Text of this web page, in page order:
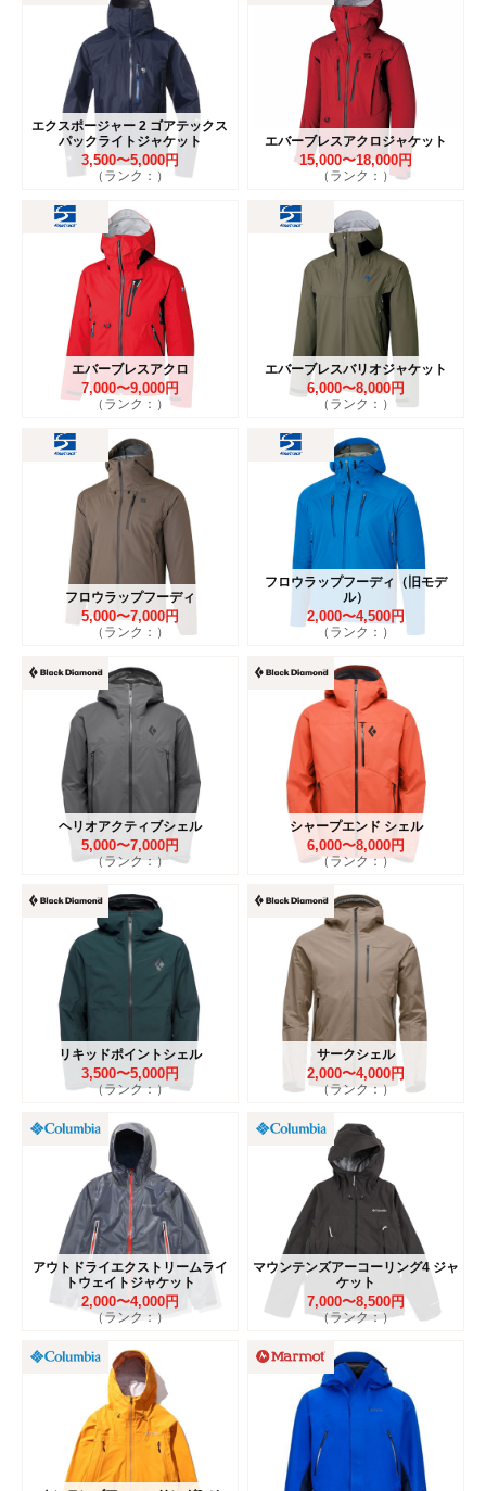
エクスポージャー 2 ゴアテックス
パックライトジャケット
3,500〜5,000円
（ランク：）
エバーブレスアクロジャケット
15,000〜18,000円
（ランク：）
エバーブレスアクロ
7,000〜9,000円
（ランク：）
エバーブレスバリオジャケット
6,000〜8,000円
（ランク：）
フロウラップフーディ
5,000〜7,000円
（ランク：）
フロウラップフーディ（旧モデ
ル）
2,000〜4,500円
（ランク：）
ヘリオアクティブシェル
5,000〜7,000円
（ランク：）
シャープエンド シェル
6,000〜8,000円
（ランク：）
リキッドポイントシェル
3,500〜5,000円
（ランク：）
サークシェル
2,000〜4,000円
（ランク：）
アウトドライエクストリームライ
トウェイトジャケット
2,000〜4,000円
（ランク：）
マウンテンズアーコーリング4 ジャ
ケット
7,000〜8,500円
（ランク：）